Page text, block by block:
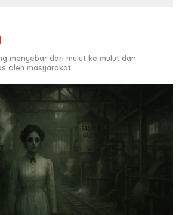
menyebar dari mulut ke mulut dan
oleh masyarakat